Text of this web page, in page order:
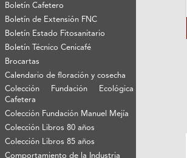
Boletín Cafetero
Boletín de Extensión FNC
Boletín Estado Fitosanitario
Boletín Técnico Cenicafé
Brocartas
Calendario de floración y cosecha
Colección Fundación Ecológica
Cafetera
Colección Fundación Manuel Mejía
Colección Libros 80 años
Colección Libros 85 años
Comportamiento de la Industria